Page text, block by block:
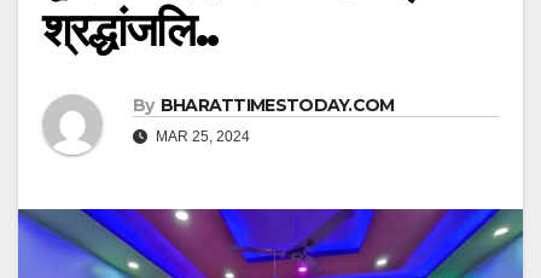
श्रद्धांजलि..
By BHARATTIMESTODAY.COM
MAR 25, 2024